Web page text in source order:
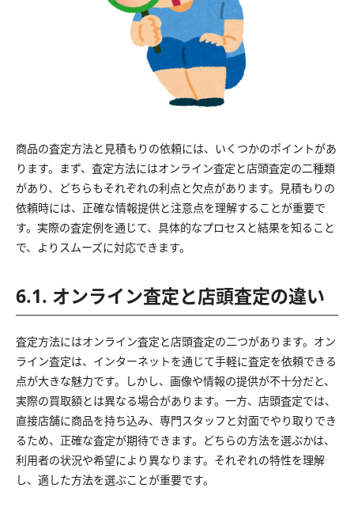
商品の査定方法と見積もりの依頼には、いくつかのポイントがあ
ります。まず、査定方法にはオンライン査定と店頭査定の二種類
があり、どちらもそれぞれの利点と欠点があります。見積もりの
依頼時には、正確な情報提供と注意点を理解することが重要で
す。実際の査定例を通じて、具体的なプロセスと結果を知ること
で、よりスムーズに対応できます。
6.1. オンライン査定と店頭査定の違い
査定方法にはオンライン査定と店頭査定の二つがあります。オン
ライン査定は、インターネットを通じて手軽に査定を依頼できる
点が大きな魅力です。しかし、画像や情報の提供が不十分だと、
実際の買取額とは異なる場合があります。一方、店頭査定では、
直接店舗に商品を持ち込み、専門スタッフと対面でやり取りでき
るため、正確な査定が期待できます。どちらの方法を選ぶかは、
利用者の状況や希望により異なります。それぞれの特性を理解
し、適した方法を選ぶことが重要です。